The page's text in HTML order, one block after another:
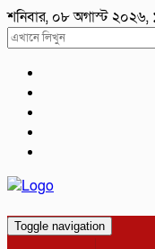
শনিবার, ০৮ অগাস্ট ২০২৬,
Toggle navigation